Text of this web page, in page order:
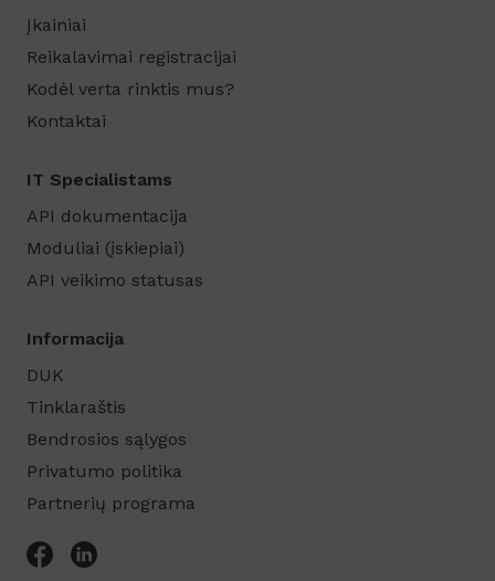
Įkainiai
Reikalavimai registracijai
Kodėl verta rinktis mus?
Kontaktai
IT Specialistams
API dokumentacija
Moduliai (įskiepiai)
API veikimo statusas
Informacija
DUK
Tinklaraštis
Bendrosios sąlygos
Privatumo politika
Partnerių programa